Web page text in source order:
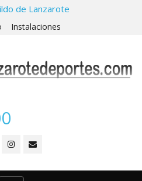
de Lanzarote
Instalaciones
CENTRO INSULAR DE DEPORTES NÁUTICOS